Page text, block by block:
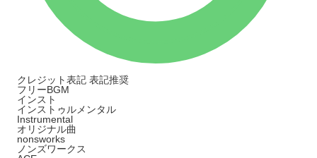
クレジット表記 表記推奨
フリーBGM
インスト
インストゥルメンタル
Instrumental
オリジナル曲
nonsworks
ノンズワークス